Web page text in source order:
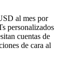
al mes por
personalizados
cuentas de
de cara al